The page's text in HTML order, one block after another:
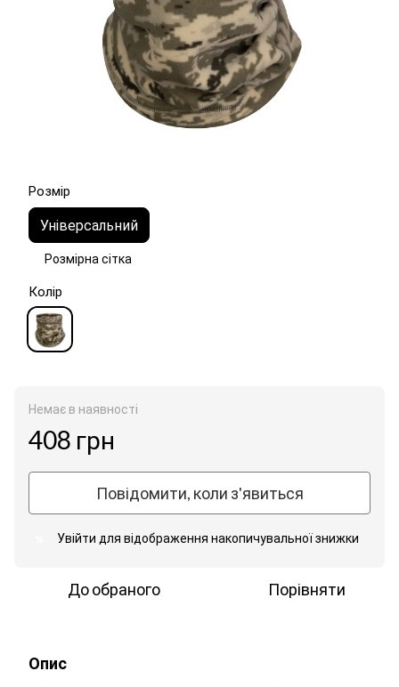
Розмір
Універсальний
Розмірна сітка
Колір
Немає в наявності
408 грн
Повідомити, коли з'явиться
Увійти для відображення накопичувальної знижки
До обраного Порівняти
Опис